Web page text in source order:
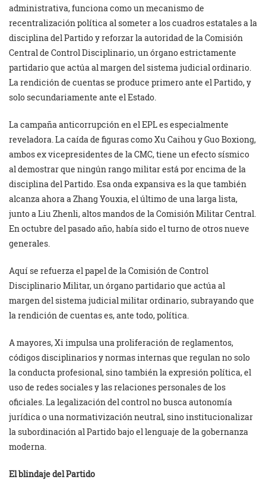
administrativa, funciona como un mecanismo de
recentralización política al someter a los cuadros estatales a la
disciplina del Partido y reforzar la autoridad de la Comisión
Central de Control Disciplinario, un órgano estrictamente
partidario que actúa al margen del sistema judicial ordinario.
La rendición de cuentas se produce primero ante el Partido, y
solo secundariamente ante el Estado.
La campaña anticorrupción en el EPL es especialmente
reveladora. La caída de figuras como Xu Caihou y Guo Boxiong,
ambos ex vicepresidentes de la CMC, tiene un efecto sísmico
al demostrar que ningún rango militar está por encima de la
disciplina del Partido. Esa onda expansiva es la que también
alcanza ahora a Zhang Youxia, el último de una larga lista,
junto a Liu Zhenli, altos mandos de la Comisión Militar Central.
En octubre del pasado año, había sido el turno de otros nueve
generales.
Aquí se refuerza el papel de la Comisión de Control
Disciplinario Militar, un órgano partidario que actúa al
margen del sistema judicial militar ordinario, subrayando que
la rendición de cuentas es, ante todo, política.
A mayores, Xi impulsa una proliferación de reglamentos,
códigos disciplinarios y normas internas que regulan no solo
la conducta profesional, sino también la expresión política, el
uso de redes sociales y las relaciones personales de los
oficiales. La legalización del control no busca autonomía
jurídica o una normativización neutral, sino institucionalizar
la subordinación al Partido bajo el lenguaje de la gobernanza
moderna.
El blindaje del Partido